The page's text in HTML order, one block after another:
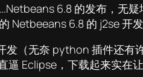
6.8 的发布，无
Netbeeans 6.8 的 j2se 开
（无奈 python 插件还
Eclipse，下载起来实在